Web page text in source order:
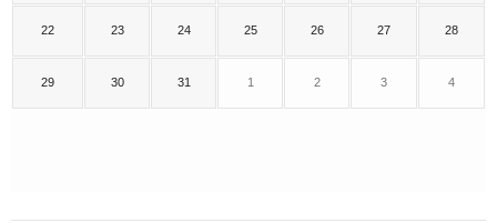
22 23 24 25 26 27 28
29 30 31 1 2 3 4